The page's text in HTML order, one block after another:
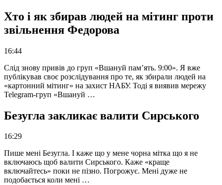
Хто і як збирав людей на мітинг проти
звільнення Федорова
16:44
Слід знову привів до груп «Вшануй пам’ять. 9:00». Я вже
публікував своє розслідування про те, як збирали людей на
«картонний мітинг» на захист НАБУ. Тоді я виявив мережу
Telegram-груп «Вшануй …
Безугла закликає валити Сирського
16:29
Пише мені Безугла. І каже що у мене чорна мітка що я не
включаюсь щоб валити Сирського. Каже «краще
включайтесь» поки не пізно. Погрожує. Мені дуже не
подобається коли мені …